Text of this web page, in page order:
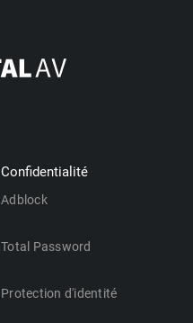
Confidentialité
Adblock
Total Password
Protection d'identité